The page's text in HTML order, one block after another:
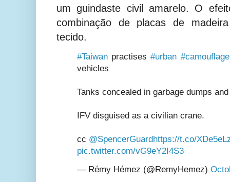
um guindaste civil amarelo. O
combinação de placas de
tecido.
#Taiwan practises#urban #camouflage
vehicles
Tanks concealed in garbage dumps
IFV disguised as a civilian crane.
cc @SpencerGuardhttps://t.co/
pic.twitter.com/vG9eY2I4S3
— Rémy Hémez (@RemyHemez)